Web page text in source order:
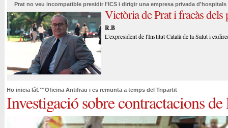
Prat no veu incompatible presidir l'ICS i dirigir una empresa privada d'hospitals
Victòria de Prat i fracàs dels
R.B
L'expresident de l'Institut Català de la Salut i
Ho inicia lâ€™Oficina Antifrau i es remunta a temps del Tripartit
Investigació sobre contractacions